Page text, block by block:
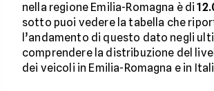
nella regione Emilia-Romagna è di
sotto puoi vedere la tabella che
l’andamento di questo dato negli
comprendere la distribuzione del
dei veicoli in Emilia-Romagna e in